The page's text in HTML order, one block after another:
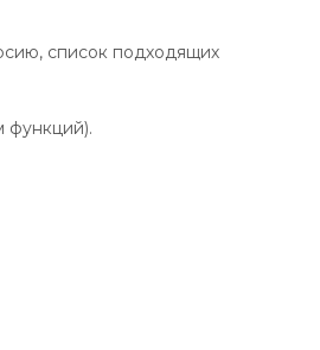
список подходящих
функций).